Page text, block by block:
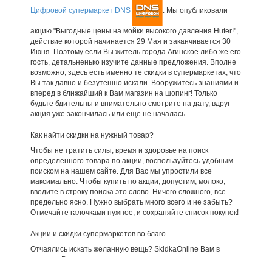
Цифровой супермаркет DNS . Мы опубликовали
акцию "Выгодные цены на мойки высокого давления Huter!",
действие которой начинается 29 Мая и заканчивается 30
Июня. Поэтому если Вы житель города Агинское либо же его
гость, детальненько изучите данные предложения. Вполне
возможно, здесь есть именно те скидки в супермаркетах, что
Вы так давно и безутешно искали. Вооружитесь знаниями и
вперед в ближайший к Вам магазин на шопинг! Только
будьте бдительны и внимательно смотрите на дату, вдруг
акция уже закончилась или еще не началась.
Как найти скидки на нужный товар?
Чтобы не тратить силы, время и здоровье на поиск
определенного товара по акции, воспользуйтесь удобным
поиском на нашем сайте. Для Вас мы упростили все
максимально. Чтобы купить по акции, допустим, молоко,
введите в строку поиска это слово. Ничего сложного, все
предельно ясно. Нужно выбрать много всего и не забыть?
Отмечайте галочками нужное, и сохраняйте список покупок!
Акции и скидки супермаркетов во благо
Отчаялись искать желанную вещь? SkidkaOnline Вам в